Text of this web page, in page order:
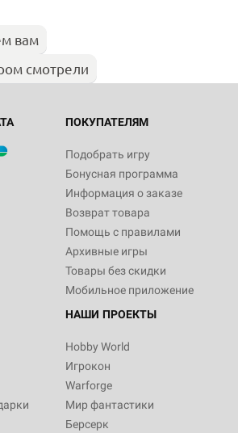
вам
смотрели
ПОКУПАТЕЛЯМ
Подобрать игру
Бонусная программа
Информация о заказе
Возврат товара
Помощь с правилами
Архивные игры
Товары без скидки
Мобильное приложение
НАШИ ПРОЕКТЫ
Hobby World
Игрокон
Warforge
Мир фантастики
Берсерк